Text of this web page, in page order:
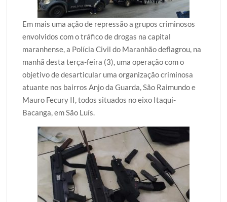
k
p
Em mais uma ação de repressão a grupos criminosos
envolvidos com o tráfico de drogas na capital
maranhense, a Polícia Civil do Maranhão deflagrou, na
manhã desta terça-feira (3), uma operação com o
objetivo de desarticular uma organização criminosa
atuante nos bairros Anjo da Guarda, São Raimundo e
Mauro Fecury II, todos situados no eixo Itaqui-
Bacanga, em São Luís.